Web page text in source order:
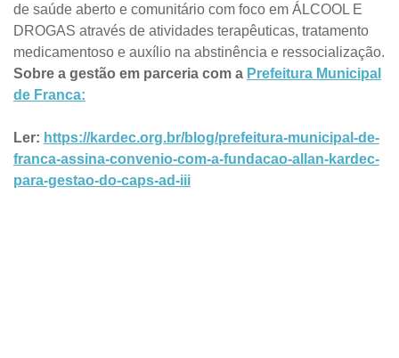
de saúde aberto e comunitário com foco em ÁLCOOL E
DROGAS através de atividades terapêuticas, tratamento
medicamentoso e auxílio na abstinência e ressocialização.
Sobre a gestão em parceria com a Prefeitura Municipal
de Franca:
Ler: https://kardec.org.br/blog/prefeitura-municipal-de-
franca-assina-convenio-com-a-fundacao-allan-kardec-
para-gestao-do-caps-ad-iii